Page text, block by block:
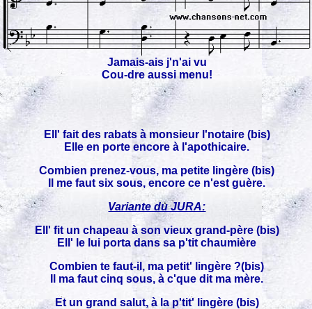
Jamais-ais j'n'ai vu
Cou-dre aussi menu!
Ell' fait des rabats à monsieur l'notaire (bis)
Elle en porte encore à l'apothicaire.
Combien prenez-vous, ma petite lingère (bis)
Il me faut six sous, encore ce n'est guère.
Variante du JURA:
Ell' fit un chapeau à son vieux grand-père (bis)
Ell' le lui porta dans sa p'tit chaumière
Combien te faut-il, ma petit' lingère ?(bis)
Il ma faut cinq sous, à c'que dit ma mère.
Et un grand salut, à la p'tit' lingère (bis)